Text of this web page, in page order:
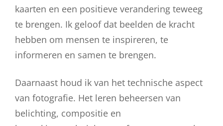
kaarten en een positieve verandering teweeg
te brengen. Ik geloof dat beelden de kracht
hebben om mensen te inspireren, te
informeren en samen te brengen.
Daarnaast houd ik van het technische aspect
van fotografie. Het leren beheersen van
belichting, compositie en